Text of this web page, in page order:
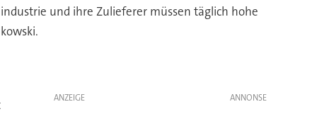
und ihre Zulieferer müssen täglich hohe
ANZEIGE